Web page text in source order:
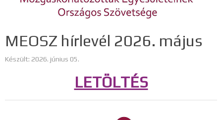
MEOSZ hírlevél 2026. május
Készült: 2026. június 05.
LETÖLTÉS